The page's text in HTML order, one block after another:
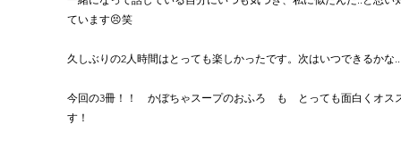
ています😣笑
久しぶりの2人時間はとっても楽しかったです。次はいつできるかな
今回の3冊！！　かぼちゃスープのおふろ　も　とっても面白くオス
す！